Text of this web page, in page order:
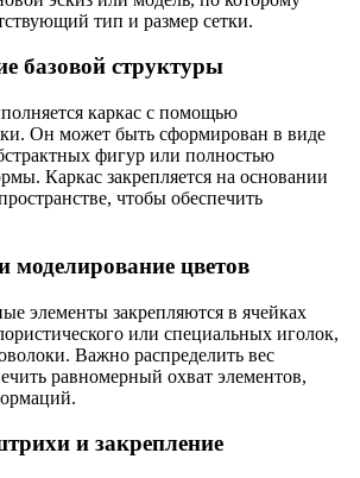
тип и размер сетки.
базовой структуры
каркас с помощью
Он может быть сформирован в виде
фигур или полностью
Каркас закрепляется на основании
чтобы обеспечить
моделирование цветов
элементы закрепляются в ячейках
или специальных иголок,
Важно распределить вес
равномерный охват элементов,
и закрепление